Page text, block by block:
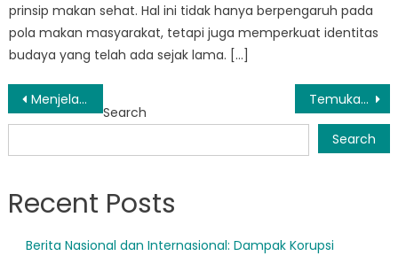
prinsip makan sehat. Hal ini tidak hanya berpengaruh pada
pola makan masyarakat, tetapi juga memperkuat identitas
budaya yang telah ada sejak lama. […]
Post
navigation
Menjelajahi Keunikan Suara SD Musi Rawas: Perjalanan Budaya Melalui Musik Temukan Permata Tersembunyi Paud Musi Rawas: Panduan Wisatawan
Search
Search
Recent Posts
Berita Nasional dan Internasional: Dampak Korupsi